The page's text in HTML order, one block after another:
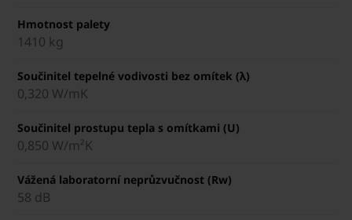
Hmotnost palety
1410 kg
Součinitel tepelné vodivosti bez omítek (λ)
0,320 W/mK
Součinitel prostupu tepla s omítkami (U)
0,850 W/m²K
Vážená laboratorní neprůzvučnost (Rw)
58 dB